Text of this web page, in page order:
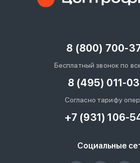
8 (800) 700-
Бесплатный звонок по
8 (495) 011-
Согласно тарифу
+7 (931) 106-
Социальные